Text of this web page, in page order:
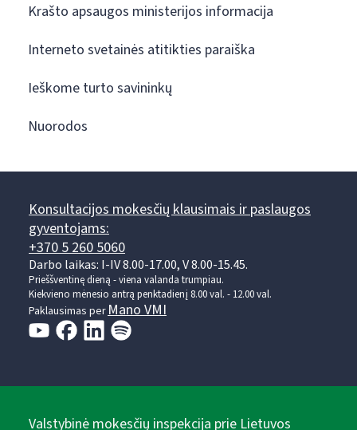
Krašto apsaugos ministerijos informacija
Interneto svetainės atitikties paraiška
Ieškome turto savininkų
Nuorodos
Konsultacijos mokesčių klausimais ir paslaugos
gyventojams:
+370 5 260 5060
Darbo laikas: I-IV 8.00-17.00, V 8.00-15.45.
Prieššventinę dieną - viena valanda trumpiau.
Kiekvieno mėnesio antrą penktadienį 8.00 val. - 12.00 val.
Paklausimas per Mano VMI
Valstybinė mokesčių inspekcija prie Lietuvos